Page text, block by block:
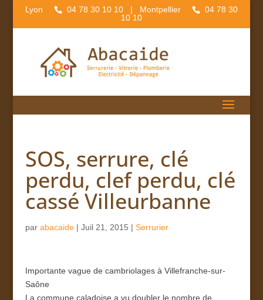
Lyon 04 78 30 10 10 | Montpellier
04 78 30
10 10
SOS, serrure, clé
perdu, clef perdu, clé
cassé Villeurbanne
par abacaide| Juil 21, 2015 | Serrurier
Importante vague de cambriolages à Villefranche-sur-
Saône
La commune caladoise a vu doubler le nombre de